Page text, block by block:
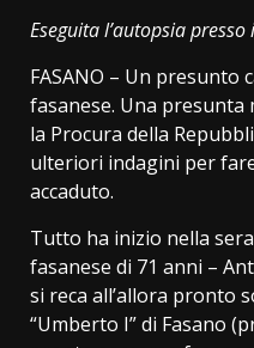
Eseguita l’autopsia
FASANO – Un presunto
fasanese. Una
la Procura della
ulteriori indagini per
accaduto.
Tutto ha inizio nella
fasanese di 71 anni –
si reca all’allora pronto
“Umberto I” di Fasano